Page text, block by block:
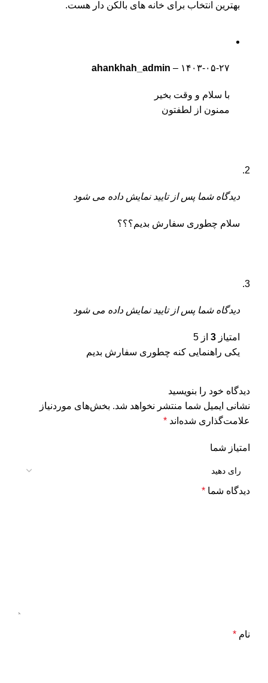
بهترین انتخاب برای خانه های بالکن دار هست.
ahankhah_admin – ۱۴۰۳-۰۵-۲۷
با سلام و وقت بخیر
ممنون از لطفتون
دیدگاه شما پس از تایید نمایش داده می شود
سلام چطوری سفارش بدیم؟؟؟
دیدگاه شما پس از تایید نمایش داده می شود
امتیاز 3 از 5
یکی راهنمایی کنه چطوری سفارش بدیم
دیدگاه خود را بنویسید
نشانی ایمیل شما منتشر نخواهد شد. بخش‌های موردنیاز
علامت‌گذاری شده‌اند *
امتیاز شما
دیدگاه شما *
نام *